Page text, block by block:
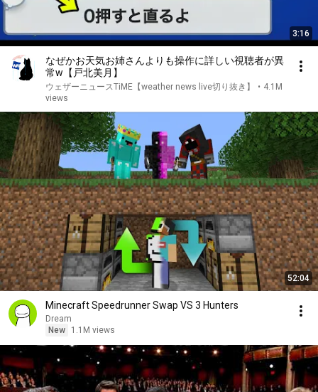
3:16
なぜかお天気お姉さんよりも操作に詳しい視聴者が異
常w【戸北美月】
ウェザーニュースTiME【weather news live切り抜き】 • 4.1M
views
52:04
Minecraft Speedrunner Swap VS 3 Hunters
Dream
New
1.1M views